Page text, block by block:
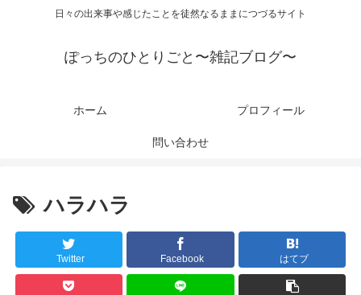
日々の出来事や感じたことを徒然なるままにつづるサイト
ぽっちのひとりごと〜雑記ブログ〜
ホーム プロフィール
問い合わせ
ハラハラ
Twitter Facebook はてブ